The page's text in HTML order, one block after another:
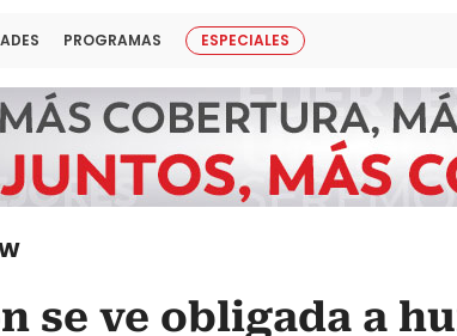
PROGRAMAS ESPECIALES
se ve obligada a